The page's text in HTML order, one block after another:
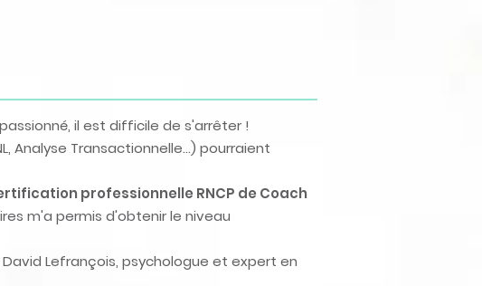
il est difficile de s'arrêter !
Analyse Transactionnelle...) pourraient
professionnelle RNCP de Coach
m'a permis d'obtenir le niveau
Lefrançois, psychologue et expert en